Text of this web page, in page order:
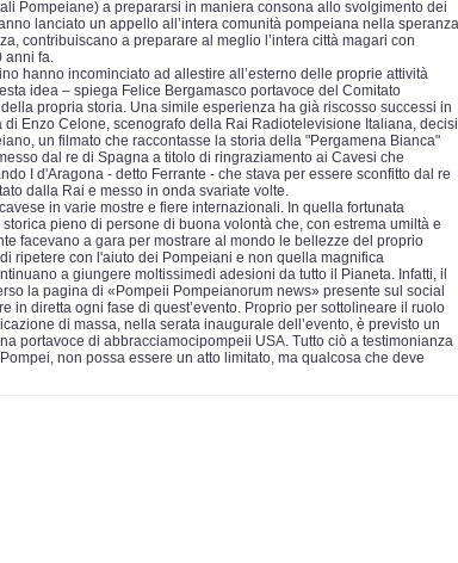
Pompeiane) a prepararsi in maniera consona allo svolgimento dei
lanciato un appello all’intera comunità pompeiana nella speranza
contribuiscano a preparare al meglio l’intera città magari con
anni fa.
hanno incominciato ad allestire all’esterno delle proprie attività
idea – spiega Felice Bergamasco portavoce del Comitato
propria storia. Una simile esperienza ha già riscosso successi in
Enzo Celone, scenografo della Rai Radiotelevisione Italiana, decisi
un filmato che raccontasse la storia della "Pergamena Bianca"
dal re di Spagna a titolo di ringraziamento ai Cavesi che
I d'Aragona - detto Ferrante - che stava per essere sconfitto dal re
dalla Rai e messo in onda svariate volte.
in varie mostre e fiere internazionali. In quella fortunata
pieno di persone di buona volontà che, con estrema umiltà e
facevano a gara per mostrare al mondo le bellezze del proprio
ripetere con l'aiuto dei Pompeiani e non quella magnifica
a giungere moltissimedi adesioni da tutto il Pianeta. Infatti, il
la pagina di «Pompeii Pompeianorum news» presente sul social
in diretta ogni fase di quest’evento. Proprio per sottolineare il ruolo
di massa, nella serata inaugurale dell’evento, è previsto un
portavoce di abbracciamocipompeii USA. Tutto ciò a testimonianza
non possa essere un atto limitato, ma qualcosa che deve